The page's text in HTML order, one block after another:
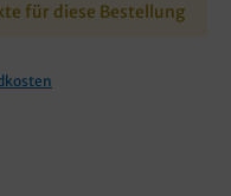
für diese Bestellung